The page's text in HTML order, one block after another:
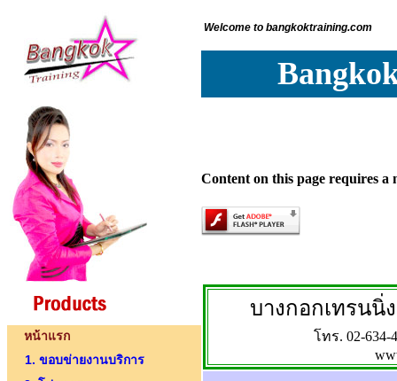
Welcome to bangkoktraining.com
Content on this page requires a
หน้าแรก
1. ขอบข่ายงานบริการ
บางกอกเทรน
โทร. 02-634-